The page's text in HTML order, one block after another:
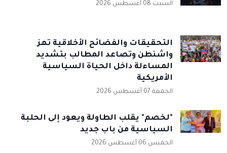
السبت 08 أغسطس 2026
التحقيقات والفضائح الأخلاقية تهز
واشنطن وتصاعد المطالب بتشديد
المساءلة داخل الحياة السياسية
الأمريكية
الجمعة 07 أغسطس 2026
"لخصم" يقلب الطاولة ويعود إلى الحلبة
السياسية من باب جديد
الخميس 06 أغسطس 2026